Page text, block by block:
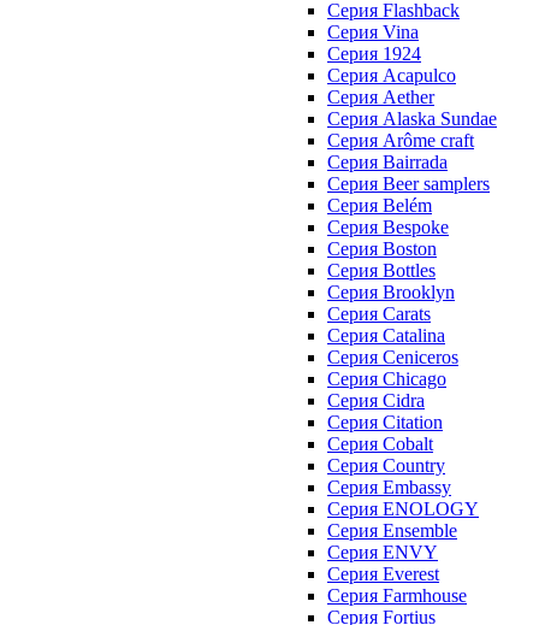
Cерия Flashback
Cерия Vina
Серия 1924
Серия Acapulco
Серия Aether
Серия Alaska Sundae
Серия Arôme craft
Серия Bairrada
Серия Beer samplers
Серия Belém
Серия Bespoke
Серия Boston
Серия Bottles
Серия Brooklyn
Серия Carats
Серия Catalina
Серия Ceniceros
Серия Chicago
Серия Cidra
Серия Citation
Серия Cobalt
Серия Country
Серия Embassy
Серия ENOLOGY
Серия Ensemble
Серия ENVY
Серия Everest
Серия Farmhouse
Серия Fortius